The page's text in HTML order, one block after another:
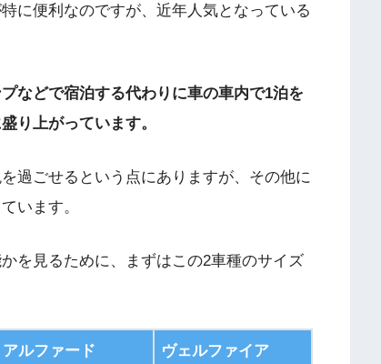
に便利なのですが、近年人気となっている
などで宿泊する代わりに車の車内で1泊を
り上がっています。
過ごせるという点にありますが、その他に
います。
を見るために、まずはこの2車種のサイズ
アルファード ヴェルファイア